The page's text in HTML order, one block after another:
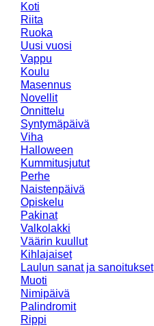
Koti
Riita
Ruoka
Uusi vuosi
Vappu
Koulu
Masennus
Novellit
Onnittelu
Syntymäpäivä
Viha
Halloween
Kummitusjutut
Perhe
Naistenpäivä
Opiskelu
Pakinat
Valkolakki
Väärin kuullut
Kihlajaiset
Laulun sanat ja sanoitukset
Muoti
Nimipäivä
Palindromit
Rippi